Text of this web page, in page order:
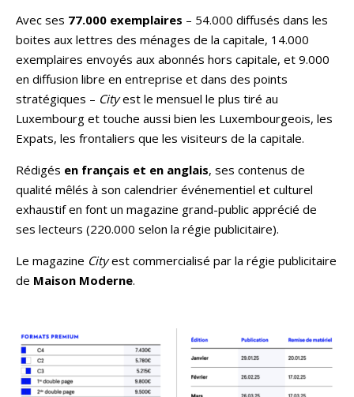
Avec ses 77.000 exemplaires – 54.000 diffusés dans les
boites aux lettres des ménages de la capitale, 14.000
exemplaires envoyés aux abonnés hors capitale, et 9.000
en diffusion libre en entreprise et dans des points
stratégiques – Cityest le mensuel le plus tiré au
Luxembourg et touche aussi bien les Luxembourgeois, les
Expats, les frontaliers que les visiteurs​ de la capitale.
Rédigés en français et en anglais, ses contenus de
qualité mêlés à son calendrier événementiel et culturel
exhaustif en font un magazine grand-public apprécié de
ses lecteurs (220.000 selon la régie publicitaire).
Le magazine Cityest commercialisé par la régie publicitaire
de Maison Moderne.